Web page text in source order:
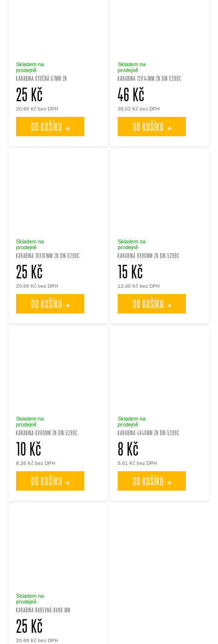
KARABINA OTOČNÁ 67MM ZN
Skladem na
prodejně
20,66 Kč bez DPH
25 Kč
DO KOŠÍKU
KARABINA 12X141MM ZN DIN 5299C
Skladem na
prodejně
38,02 Kč bez DPH
46 Kč
DO KOŠÍKU
KARABINA 10X101MM ZN DIN 5299C
Skladem na
prodejně
20,66 Kč bez DPH
25 Kč
DO KOŠÍKU
KARABINA 8X80MM ZN DIN 5299C
Skladem na
prodejně
12,40 Kč bez DPH
15 Kč
DO KOŠÍKU
KARABINA 6X60MM ZN DIN 5299C
Skladem na
prodejně
8,26 Kč bez DPH
10 Kč
DO KOŠÍKU
KARABINA 4X40MM ZN DIN 5299C
Skladem na
prodejně
6,61 Kč bez DPH
8 Kč
DO KOŠÍKU
KARABINA BAREVNÁ 8X80 MM
Skladem na
prodejně
20,66 Kč bez DPH
25 Kč